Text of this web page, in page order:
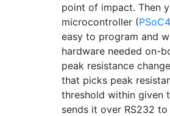
point of impact. Then
microcontroller (PSoC4
easy to program and
hardware needed on-
peak resistance
that picks peak
threshold within given
sends it over RS232